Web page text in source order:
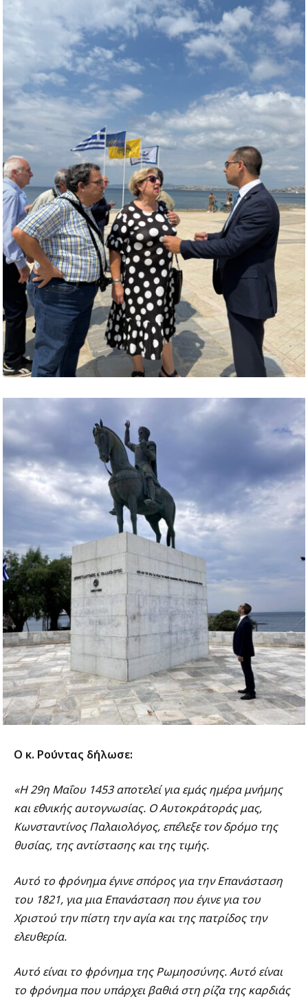
Ο κ. Ρούντας δήλωσε:
«Η 29η Μαΐου 1453 αποτελεί για εμάς ημέρα μνήμης
και εθνικής αυτογνωσίας. Ο Αυτοκράτοράς μας,
Κωνσταντίνος Παλαιολόγος, επέλεξε τον δρόμο της
θυσίας, της αντίστασης και της τιμής.
Αυτό το φρόνημα έγινε σπόρος για την Επανάσταση
του 1821, για μια Επανάσταση που έγινε για του
Χριστού την πίστη την αγία και της πατρίδος την
ελευθερία.
Αυτό είναι το φρόνημα της Ρωμηοσύνης. Αυτό είναι
το φρόνημα που υπάρχει βαθιά στη ρίζα της καρδιάς